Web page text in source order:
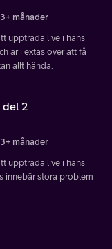
månader
uppträda live i hans
är i extas över att få
allt hända.
del 2
månader
uppträda live i hans
innebär stora problem